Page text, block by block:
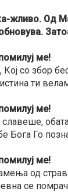
жливо. Од
ме!
со збор
ти
ме!
Бога Го
ме!
од страв
се